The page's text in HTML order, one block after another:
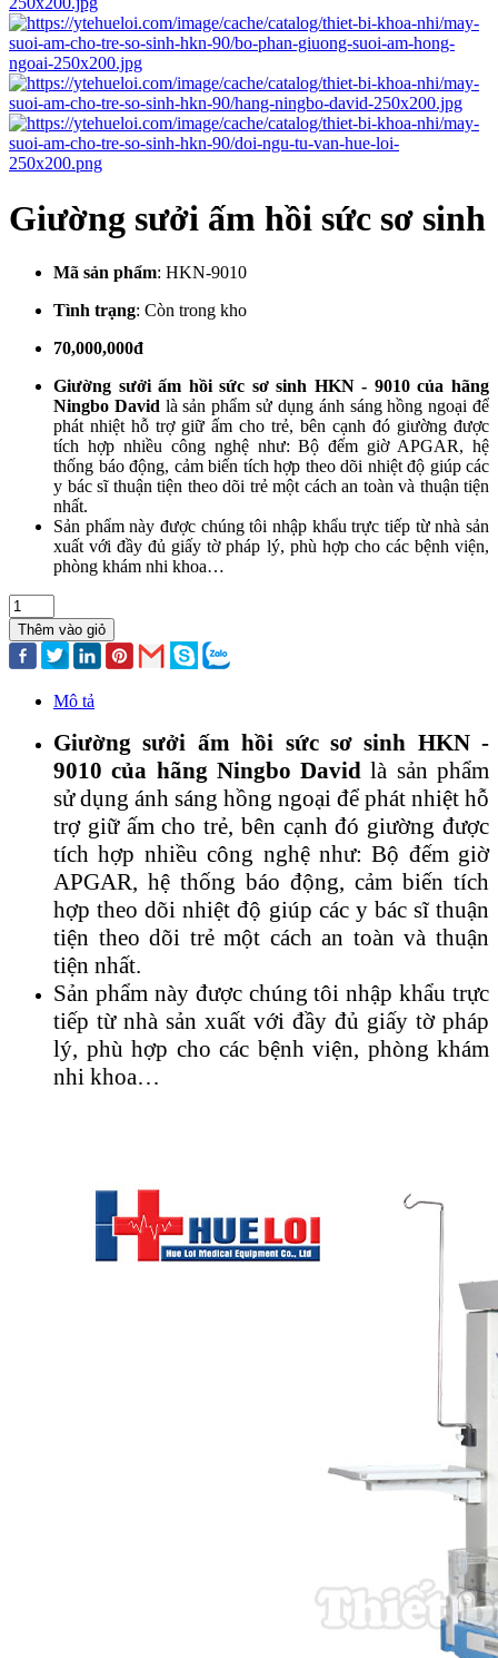
Giường sưởi ấm hồi sức sơ sinh
Mã sản phẩm: HKN-9010
Tình trạng: Còn trong kho
70,000,000đ
Giường sưởi ấm hồi sức sơ sinh HKN - 9010 của hãng
Ningbo David là sản phẩm sử dụng ánh sáng hồng ngoại để
phát nhiệt hỗ trợ giữ ấm cho trẻ, bên cạnh đó giường được
tích hợp nhiều công nghệ như: Bộ đếm giờ APGAR, hệ
thống báo động, cảm biến tích hợp theo dõi nhiệt độ giúp các
y bác sĩ thuận tiện theo dõi trẻ một cách an toàn và thuận tiện
nhất.
Sản phẩm này được chúng tôi nhập khẩu trực tiếp từ nhà sản
xuất với đầy đủ giấy tờ pháp lý, phù hợp cho các bệnh viện,
phòng khám nhi khoa…
Thêm vào giỏ
Mô tả
Giường sưởi ấm hồi sức sơ sinh HKN -
9010 của hãng Ningbo Davidlà sản phẩm
sử dụng ánh sáng hồng ngoại để phát nhiệt hỗ
trợ giữ ấm cho trẻ, bên cạnh đó giường được
tích hợp nhiều công nghệ như: Bộ đếm giờ
APGAR, hệ thống báo động, cảm biến tích
hợp theo dõi nhiệt độ giúp các y bác sĩ thuận
tiện theo dõi trẻ một cách an toàn và thuận
tiện nhất.
Sản phẩm này được chúng tôi nhập khẩu trực
tiếp từ nhà sản xuất với đầy đủ giấy tờ pháp
lý, phù hợp cho các bệnh viện, phòng khám
nhi khoa…